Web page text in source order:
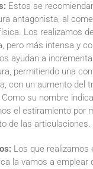
Estos se
antagonista, al
Los realizamos
pero más intensa y
ayudan a
permitiendo una
con un aumento del
su nombre
el estiramiento por
de las articulaciones.
Los que realizamos
la vamos a emplear